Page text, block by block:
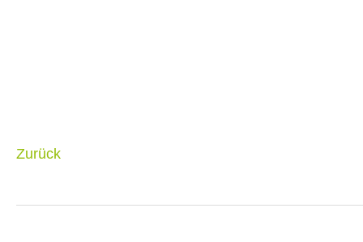
Zurück